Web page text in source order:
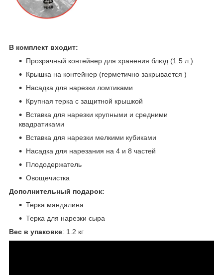
В комплект входит:
Прозрачный контейнер для хранения блюд (1.5 л.)
Крышка на контейнер (герметично закрывается )
Насадка для нарезки ломтиками
Крупная терка с защитной крышкой
Вставка для нарезки крупными и средними
квадратиками
Вставка для нарезки мелкими кубиками
Насадка для нарезания на 4 и 8 частей
Плододержатель
Овощечистка
Дополнительный подарок:
Терка мандалина
Терка для нарезки сыра
Вес в упаковке: 1.2 кг